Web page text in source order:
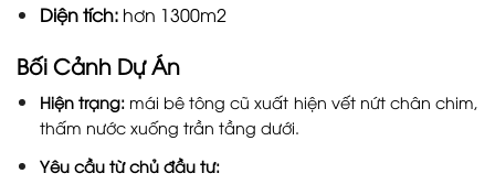
Diện tích:hơn 1300m2
Bối Cảnh Dự Án
Hiện trạng:mái bê tông cũ xuất hiện vết nứt chân chim,
thấm nước xuống trần tầng dưới.
Yêu cầu từ chủ đầu tư: